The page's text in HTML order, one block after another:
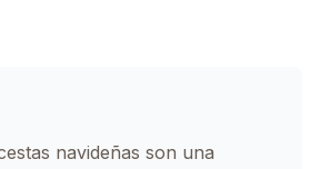
navideñas son una